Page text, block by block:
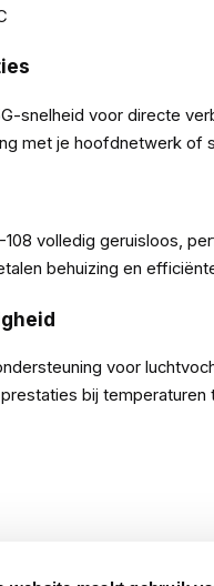
snelheid voor directe
met je hoofdnetwerk
volledig geruisloos,
behuizing en
voor
bij temperaturen